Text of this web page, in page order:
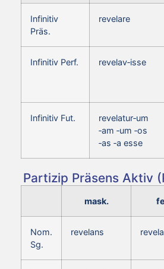
Infinitiv
Präs.
revelare
Infinitiv Perf. revelav‑isse
Infinitiv Fut.
revelatur‑um
‑am ‑um ‑os
‑as ‑a esse
Partizip Präsens Aktiv
mask.
Nom.
Sg.
revelans